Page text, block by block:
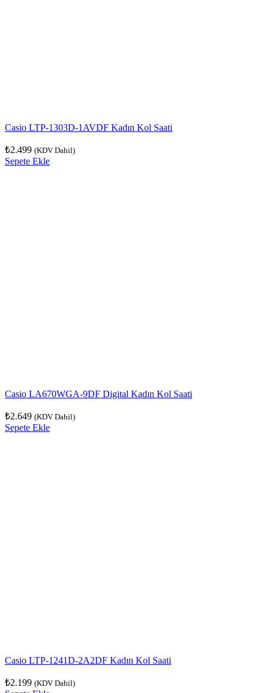
Casio LTP-1303D-1AVDF Kadın Kol Saati
₺2.499 (KDV Dahil)
Sepete Ekle
Casio LA670WGA-9DF Digital Kadın Kol Saati
₺2.649 (KDV Dahil)
Sepete Ekle
Casio LTP-1241D-2A2DF Kadın Kol Saati
₺2.199 (KDV Dahil)